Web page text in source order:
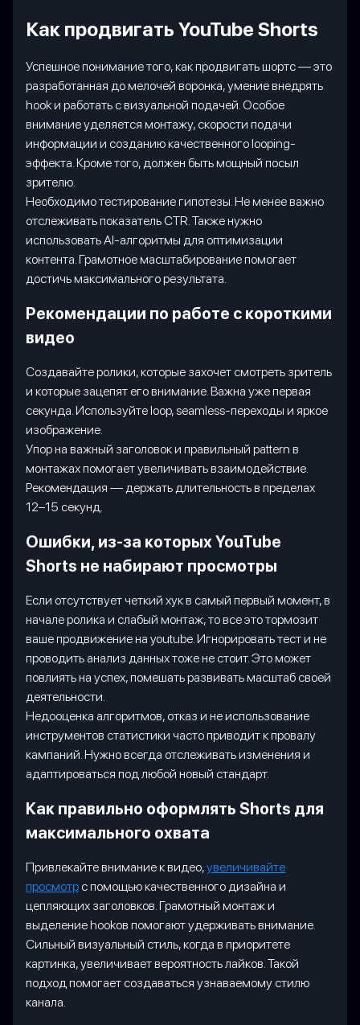
Как продвигать YouTube Shorts
Успешное понимание того, как продвигать шортс — это
разработанная до мелочей воронка, умение внедрять
hook и работать с визуальной подачей. Особое
внимание уделяется монтажу, скорости подачи
информации и созданию качественного looping-
эффекта. Кроме того, должен быть мощный посыл
зрителю.
Необходимо тестирование гипотезы. Не менее важно
отслеживать показатель CTR. Также нужно
использовать AI-алгоритмы для оптимизации
контента. Грамотное масштабирование помогает
достичь максимального результата.
Рекомендации по работе с короткими
видео
Создавайте ролики, которые захочет смотреть зритель
и которые зацепят его внимание. Важна уже первая
секунда. Используйте loop, seamless-переходы и яркое
изображение.
Упор на важный заголовок и правильный pattern в
монтажах помогает увеличивать взаимодействие.
Рекомендация — держать длительность в пределах
12–15 секунд.
Ошибки, из-за которых YouTube
Shorts не набирают просмотры
Если отсутствует четкий хук в самый первый момент, в
начале ролика и слабый монтаж, то все это тормозит
ваше продвижение на youtube. Игнорировать тест и не
проводить анализ данных тоже не стоит. Это может
повлиять на успех, помешать развивать масштаб своей
деятельности.
Недооценка алгоритмов, отказ и не использование
инструментов статистики часто приводит к провалу
кампаний. Нужно всегда отслеживать изменения и
адаптироваться под любой новый стандарт.
Как правильно оформлять Shorts для
максимального охвата
Привлекайте внимание к видео,увеличивайте
просмотр с помощью качественного дизайна и
цепляющих заголовков. Грамотный монтаж и
выделение hookов помогают удерживать внимание.
Сильный визуальный стиль, когда в приоритете
картинка, увеличивает вероятность лайков. Такой
подход помогает создаваться узнаваемому стилю
канала.